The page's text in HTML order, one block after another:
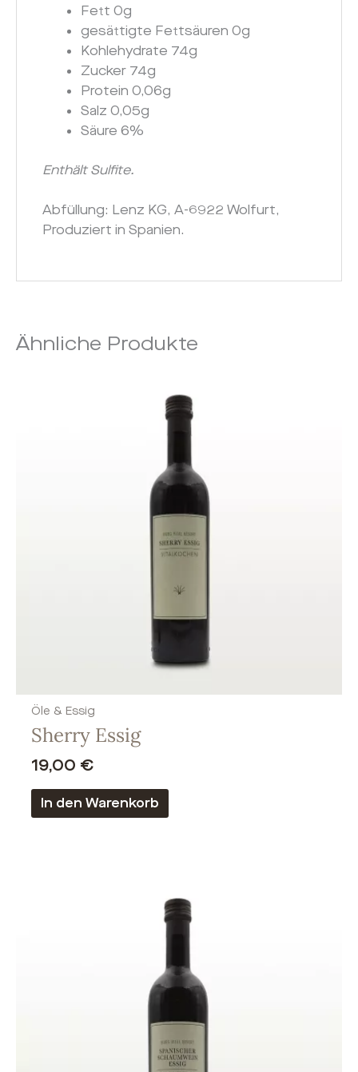
Fett 0g
gesättigte Fettsäuren 0g
Kohlehydrate 74g
Zucker 74g
Protein 0,06g
Salz 0,05g
Säure 6%
Enthält Sulfite.
Abfüllung: Lenz KG, A-6922 Wolfurt,
Produziert in Spanien.
Ähnliche Produkte
Öle & Essig
Sherry Essig
19,00 €
In den Warenkorb